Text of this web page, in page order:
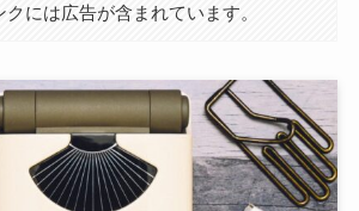
には広告が含まれています。